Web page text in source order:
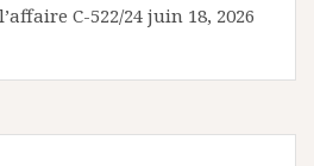
C-522/24 juin 18, 2026